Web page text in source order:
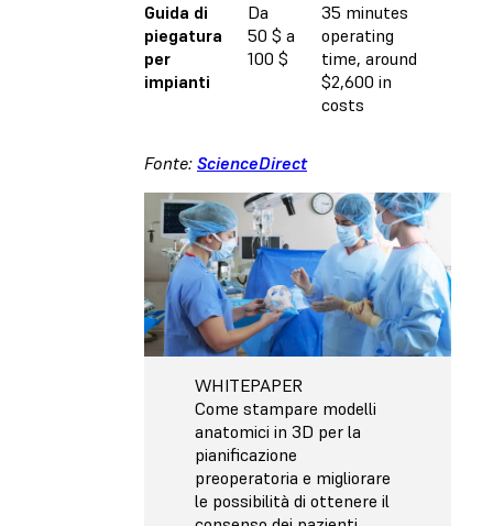
Guida di
piegatura
per
impianti
Da
50 $ a
100 $
35 minutes
operating
time, around
$2,600 in
costs
Fonte: ScienceDirect
WHITEPAPER
Come stampare modelli
anatomici in 3D per la
pianificazione
preoperatoria e migliorare
le possibilità di ottenere il